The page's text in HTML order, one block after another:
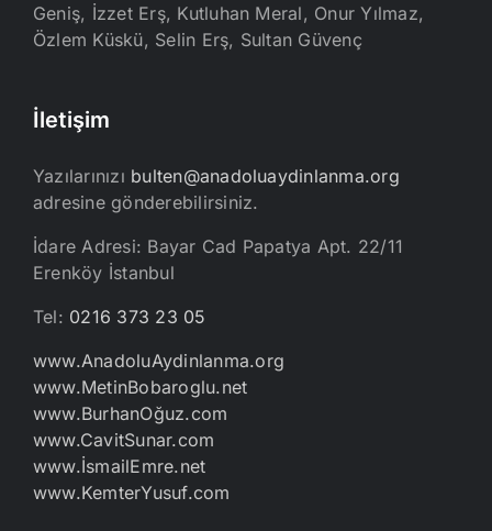
Geniş, İzzet Erş, Kutluhan Meral, Onur Yılmaz,
Özlem Küskü, Selin Erş, Sultan Güvenç
İletişim
Yazılarınızı bulten@anadoluaydinlanma.org
adresine gönderebilirsiniz.
İdare Adresi: Bayar Cad Papatya Apt. 22/11
Erenköy İstanbul
Tel: 0216 373 23 05
www.AnadoluAydinlanma.org
www.MetinBobaroglu.net
www.BurhanOğuz.com
www.CavitSunar.com
www.İsmailEmre.net
www.KemterYusuf.com